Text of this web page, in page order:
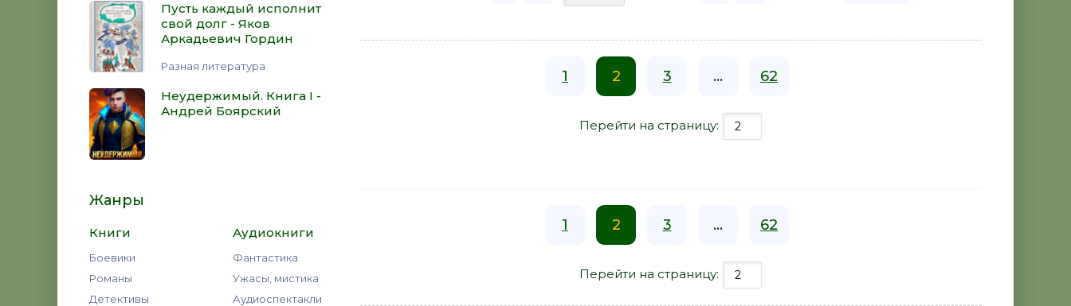
Пусть каждый исполнит
свой долг - Яков
Аркадьевич Гордин
Разная литература
Неудержимый. Книга I -
Андрей Боярский
Жанры
Книги
Боевики
Романы
Детективы
Аудиокниги
Фантастика
Ужасы, мистика
Аудиоспектакли
1 2 3 ... 62
Перейти на страницу:
1 2 3 ... 62
Перейти на страницу: